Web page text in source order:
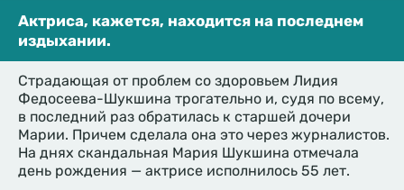
Актриса, кажется, находится на последнем
издыхании.
Страдающая от проблем со здоровьем Лидия
Федосеева-Шукшина трогательно и, судя по всему,
в последний раз обратилась к старшей дочери
Марии. Причем сделала она это через журналистов.
На днях скандальная Мария Шукшина отмечала
день рождения — актрисе исполнилось 55 лет.